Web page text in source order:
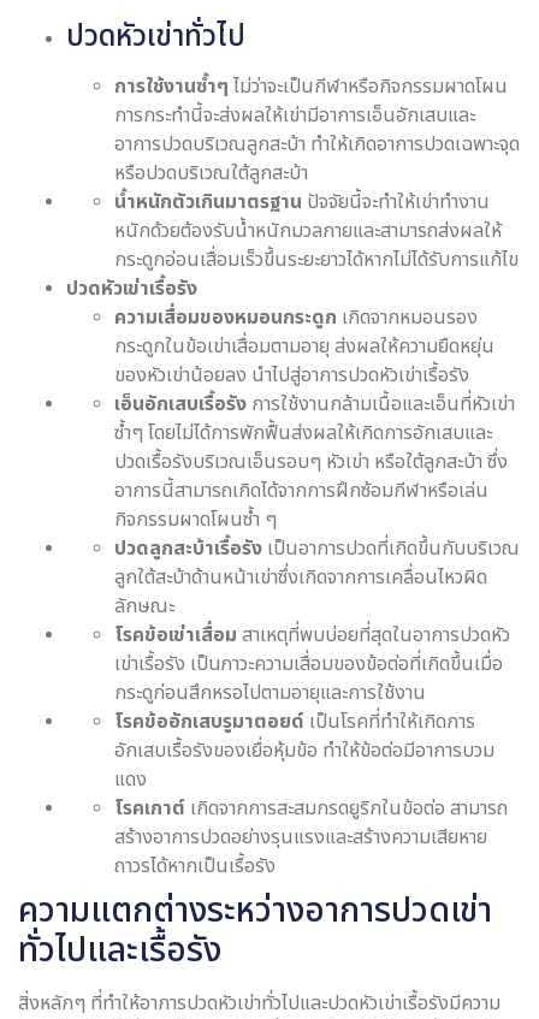
ปวดหัวเข่าทั่วไป
การใช้งานซ้ำๆ ไม่ว่าจะเป็นกีฬาหรือกิจกรรมผาดโผน
การกระทำนี้จะส่งผลให้เข่ามีอาการเอ็นอักเสบและ
อาการปวดบริเวณลูกสะบ้า ทำให้เกิดอาการปวดเฉพาะจุด
หรือปวดบริเวณใต้ลูกสะบ้า
น้ำหนักตัวเกินมาตรฐาน ปัจจัยนี้จะทำให้เข่าทำงาน
หนักด้วยต้องรับน้ำหนักมวลกายและสามารถส่งผลให้
กระดูกอ่อนเสื่อมเร็วขึ้นระยะยาวได้หากไม่ได้รับการแก้ไข
ปวดหัวเข่าเรื้อรัง
ความเสื่อมของหมอนกระดูก เกิดจากหมอนรอง
กระดูกในข้อเข่าเสื่อมตามอายุ ส่งผลให้ความยืดหยุ่น
ของหัวเข่าน้อยลง นำไปสู่อาการปวดหัวเข่าเรื้อรัง
เอ็นอักเสบเรื้อรัง การใช้งานกล้ามเนื้อและเอ็นที่หัวเข่า
ซ้ำๆ โดยไม่ได้การพักฟื้นส่งผลให้เกิดการอักเสบและ
ปวดเรื้อรังบริเวณเอ็นรอบๆ หัวเข่า หรือใต้ลูกสะบ้า ซึ่ง
อาการนี้สามารถเกิดได้จากการฝึกซ้อมกีฬาหรือเล่น
กิจกรรมผาดโผนซ้ำ ๆ
ปวดลูกสะบ้าเรื้อรัง เป็นอาการปวดที่เกิดขึ้นกับบริเวณ
ลูกใต้สะบ้าด้านหน้าเข่าซึ่งเกิดจากการเคลื่อนไหวผิด
ลักษณะ
โรคข้อเข่าเสื่อม สาเหตุที่พบบ่อยที่สุดในอาการปวดหัว
เข่าเรื้อรัง เป็นภาวะความเสื่อมของข้อต่อที่เกิดขึ้นเมื่อ
กระดูก่อนสึกหรอไปตามอายุและการใช้งาน
โรคข้ออักเสบรูมาตอยด์ เป็นโรคที่ทำให้เกิดการ
อักเสบเรื้อรังของเยื่อหุ้มข้อ ทำให้ข้อต่อมีอาการบวม
แดง
โรคเกาต์ เกิดจากการสะสมกรดยูริกในข้อต่อ สามารถ
สร้างอาการปวดอย่างรุนแรงและสร้างความเสียหาย
ถาวรได้หากเป็นเรื้อรัง
ความแตกต่างระหว่างอาการปวดเข่า
ทั่วไปและเรื้อรัง
สิ่งหลักๆ ที่ทำให้อาการปวดหัวเข่าทั่วไปและปวดหัวเข่าเรื้อรังมีความ